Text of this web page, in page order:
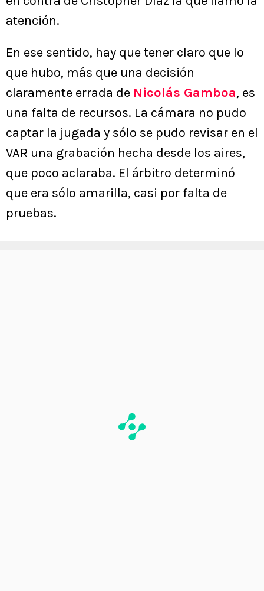
atención.
En ese sentido, hay que tener claro que lo
que hubo, más que una decisión
claramente errada de Nicolás Gamboa, es
una falta de recursos. La cámara no pudo
captar la jugada y sólo se pudo revisar en el
VAR una grabación hecha desde los aires,
que poco aclaraba. El árbitro determinó
que era sólo amarilla, casi por falta de
pruebas.